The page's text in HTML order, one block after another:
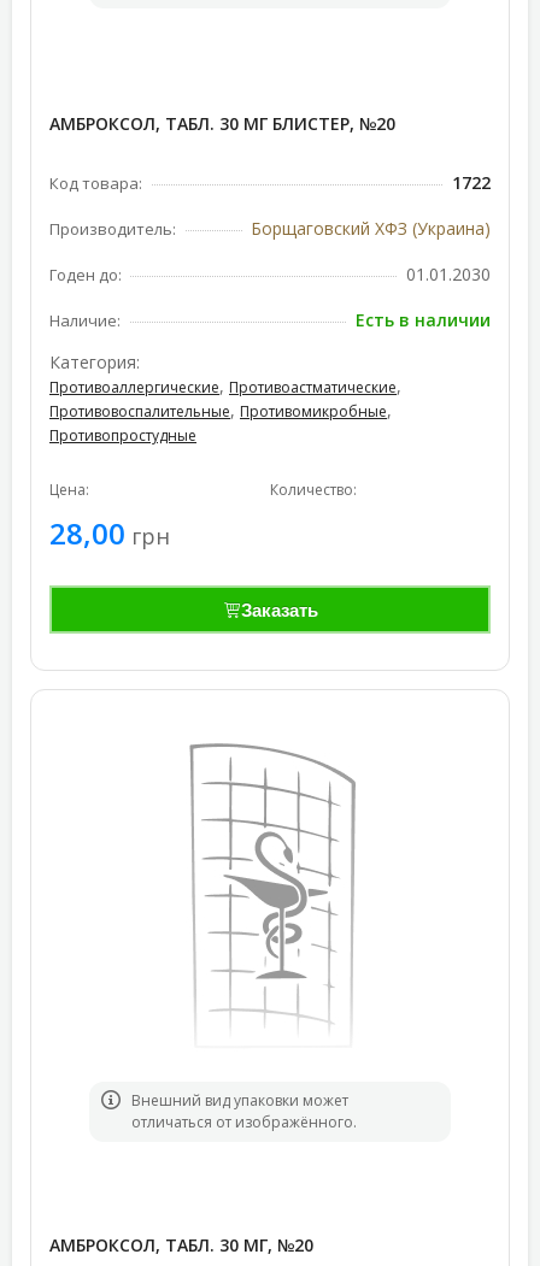
АМБРОКСОЛ, ТАБЛ. 30 МГ БЛИСТЕР, №20
Код товара: 1722
Производитель: Борщаговский ХФЗ (Украина)
Годен до: 01.01.2030
Наличие:
Есть в наличии
Категория:
Противоаллергические, Противоастматические,
Противовоспалительные, Противомикробные,
Противопростудные
Цена:
28,00 грн
Количество:
Заказать
Bнешний вид упаковки может
отличаться от изображённого.
АМБРОКСОЛ, ТАБЛ. 30 МГ, №20